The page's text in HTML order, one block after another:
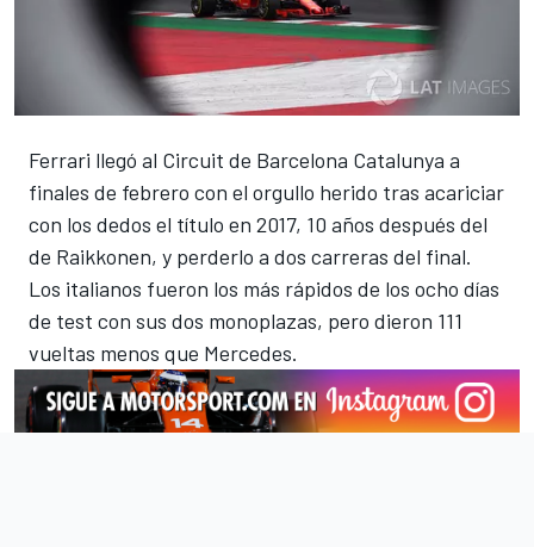
Ferrari llegó al Circuit de Barcelona Catalunya a
finales de febrero con el orgullo herido tras acariciar
con los dedos el título en 2017, 10 años después del
de Raikkonen, y perderlo a dos carreras del final.
Los italianos fueron los más rápidos de los ocho días
de test con sus dos monoplazas, pero dieron 111
vueltas menos que Mercedes.